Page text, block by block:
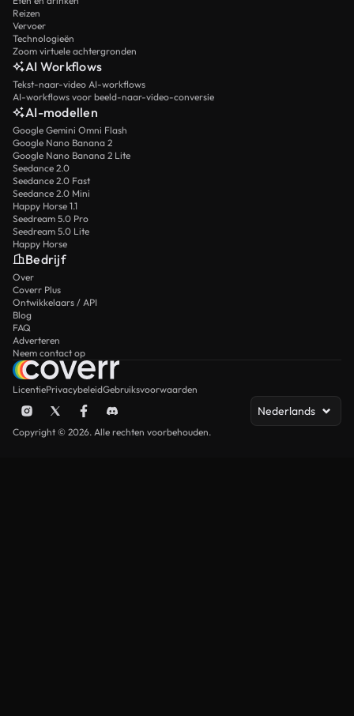
Reizen
Vervoer
Technologieën
Zoom virtuele achtergronden
AI Workflows
Tekst-naar-video AI-workflows
AI-workflows voor beeld-naar-video-conversie
AI-modellen
Google Gemini Omni Flash
Google Nano Banana 2
Google Nano Banana 2 Lite
Seedance 2.0
Seedance 2.0 Fast
Seedance 2.0 Mini
Happy Horse 1.1
Seedream 5.0 Pro
Seedream 5.0 Lite
Happy Horse
Bedrijf
Over
Coverr Plus
Ontwikkelaars / API
Blog
FAQ
Adverteren
Neem contact op
LicentiePrivacybeleidGebruiksvoorwaarden
Nederlands
Copyright © 2026. Alle rechten voorbehouden.